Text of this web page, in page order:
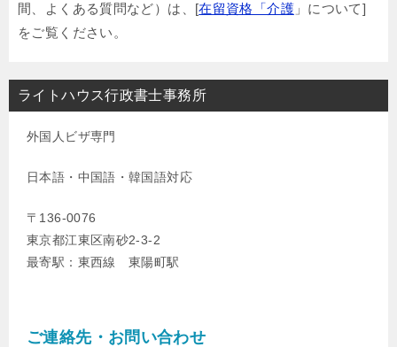
間、よくある質問など）は、[在留資格「介護」について]
をご覧ください。
ライトハウス行政書士事務所
外国人ビザ専門
日本語・中国語・韓国語対応
〒136-0076
東京都江東区南砂2-3-2
最寄駅：東西線 東陽町駅
ご連絡先・お問い合わせ